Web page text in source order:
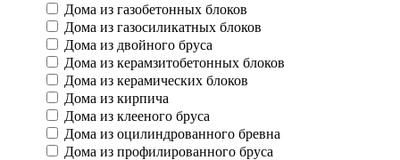
Дома из газобетонных блоков
Дома из газосиликатных блоков
Дома из двойного бруса
Дома из керамзитобетонных блоков
Дома из керамических блоков
Дома из кирпича
Дома из клееного бруса
Дома из оцилиндрованного бревна
Дома из профилированного бруса